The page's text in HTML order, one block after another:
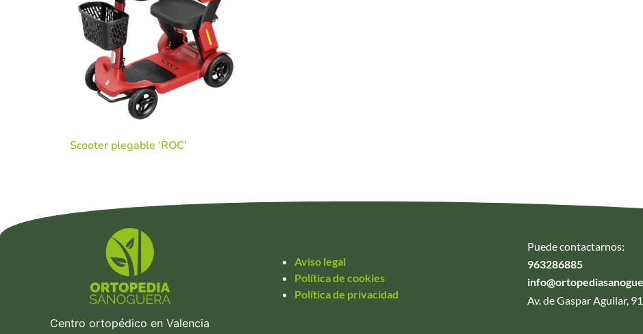
Scooter plegable ‘ROC’
Centro ortopédico en Valencia
Aviso legal
Política de cookies
Política de privacidad
Puede contactarnos:
963286885
Av. de Gaspar Aguilar,